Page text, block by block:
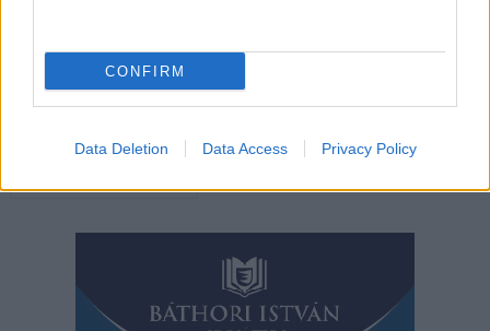
CONFIRM
Data Deletion Data Access Privacy Policy
Szolnok Győrfi Mihály időjárás
növények,polgármester,Szolnok,tavasz,természet,virágzás
navigáció